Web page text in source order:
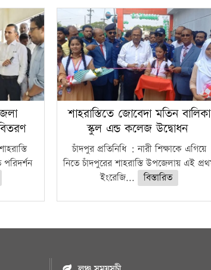
পরিদর্শন
শাহরাস্তিতে জোবেদা মতিন বালিকা
স্কুল এন্ড কলেজ উদ্বোধন
চাঁদপুর প্রতিনিধি : নারী শিক্ষাকে এগিয়ে
নিতে চাঁদপুরের শাহরাস্তি উপজেলায় এই
ইংরেজি...
বিস্তারিত